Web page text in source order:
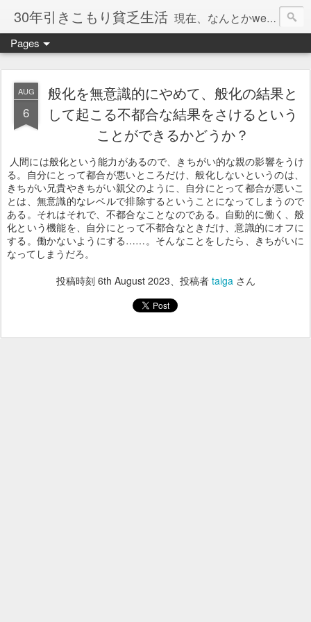
30年引きこもり貧乏生活 現在、なんとかweb系の仕事で食べています。このブログで扱う問題は「この世とはなにか」「人生とはなにか」「人間とはなにか」「強迫神経症の原因と解決法」「うつ病の原因と寄り添う方法」「家族の問題」などについてです。
Pages
AUG
6
般化を無意識的にやめて、般化の結果と
して起こる不都合な結果をさけるという
ことができるかどうか？
人間には般化という能力があるので、きちがい的な親の影響をうけ
る。自分にとって都合が悪いところだけ、般化しないというのは、
きちがい兄貴やきちがい親父のように、自分にとって都合が悪いこ
とは、無意識的なレベルで排除するということになってしまうので
ある。それはそれで、不都合なことなのである。自動的に働く、般
化という機能を、自分にとって不都合なときだけ、意識的にオフに
する。働かないようにする……。そんなことをしたら、きちがいに
なってしまうだろ。
投稿時刻 6th August 2023、投稿者 taigaさん